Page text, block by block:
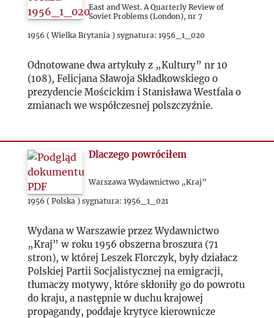
1961
1962
1967
East and West. A Quarterly Review of
Soviet Problems (London), nr 7
1956 ( Wielka Brytania ) sygnatura: 1956_1_020
Odnotowane dwa artykuły z „Kultury” nr 10
(108), Felicjana Sławoja Składkowskiego o
prezydencie Mościckim i Stanisława Westfala o
zmianach we współczesnej polszczyźnie.
Dlaczego powróciłem
Warszawa Wydawnictwo „Kraj”
1956 ( Polska ) sygnatura: 1956_1_021
Wydana w Warszawie przez Wydawnictwo
„Kraj” w roku 1956 obszerna broszura (71
stron), w której Leszek Florczyk, były działacz
Polskiej Partii Socjalistycznej na emigracji,
tłumaczy motywy, które skłoniły go do powrotu
do kraju, a następnie w duchu krajowej
propagandy, poddaje krytyce kierownicze